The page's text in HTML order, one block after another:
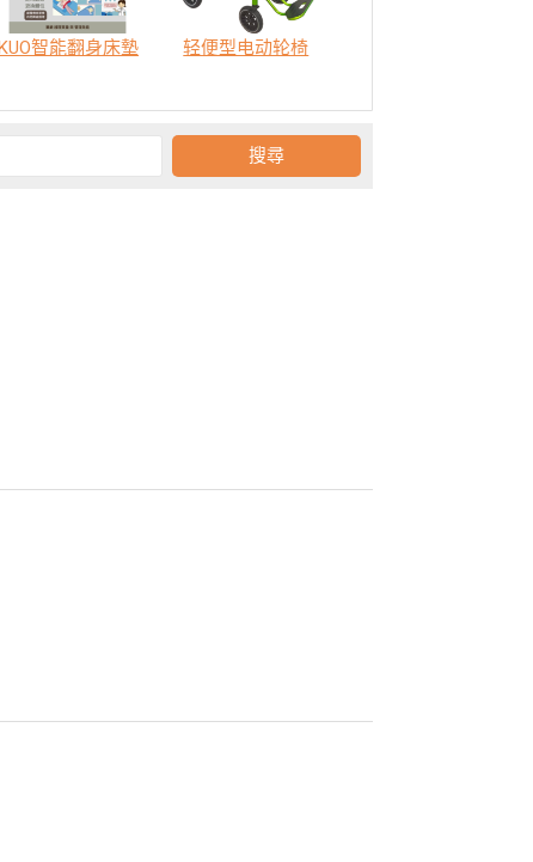
智能翻身床墊 轻便型电动轮椅